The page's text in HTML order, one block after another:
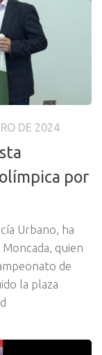
DE 2024
por
Urbano, ha
quien
de
la plaza